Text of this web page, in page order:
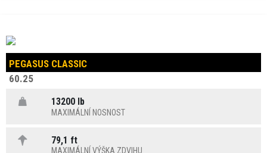
PEGASUS CLASSIC
60.25
13200 lb
MAXIMÁLNÍ NOSNOST
79,1 ft
MAXIMÁLNÍ VÝŠKA ZDVIHU